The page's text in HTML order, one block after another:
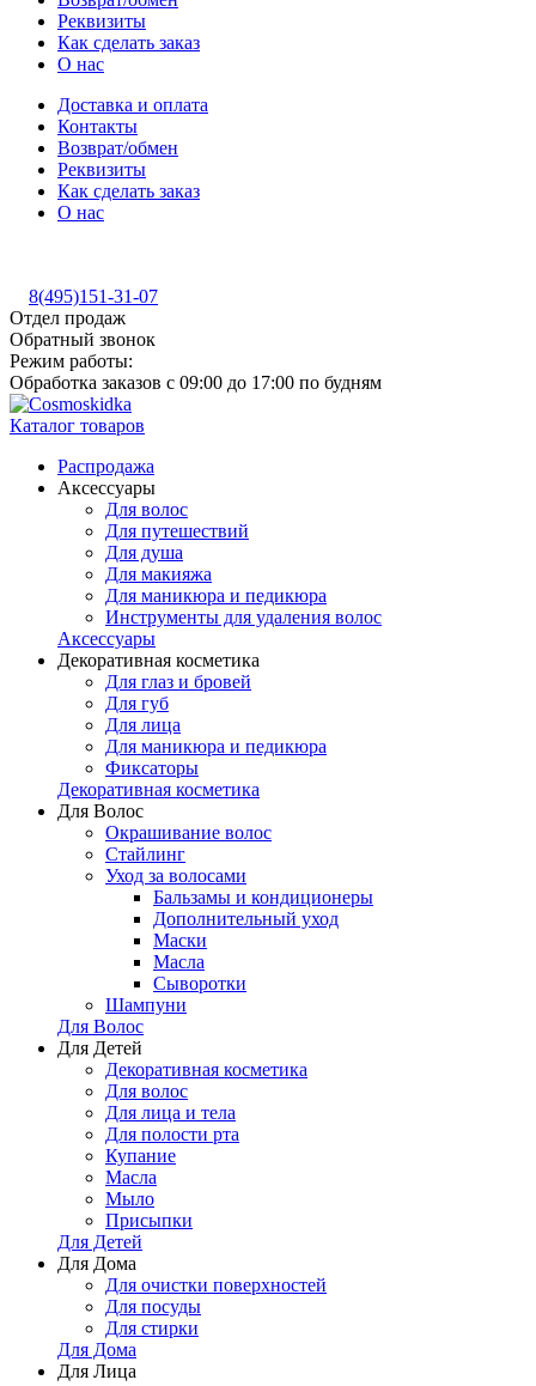
Реквизиты
Как сделать заказ
О нас
Доставка и оплата
Контакты
Возврат/обмен
Реквизиты
Как сделать заказ
О нас
8(495)151-31-07
Отдел продаж
Обратный звонок
Режим работы:
Обработка заказов с 09:00 до 17:00 по будням
Каталог товаров
Распродажа
Аксессуары
Для волос
Для путешествий
Для душа
Для макияжа
Для маникюра и педикюра
Инструменты для удаления волос
Аксессуары
Декоративная косметика
Для глаз и бровей
Для губ
Для лица
Для маникюра и педикюра
Фиксаторы
Декоративная косметика
Для Волос
Окрашивание волос
Стайлинг
Уход за волосами
Бальзамы и кондиционеры
Дополнительный уход
Маски
Масла
Сыворотки
Шампуни
Для Волос
Для Детей
Декоративная косметика
Для волос
Для лица и тела
Для полости рта
Купание
Масла
Мыло
Присыпки
Для Детей
Для Дома
Для очистки поверхностей
Для посуды
Для стирки
Для Дома
Для Лица